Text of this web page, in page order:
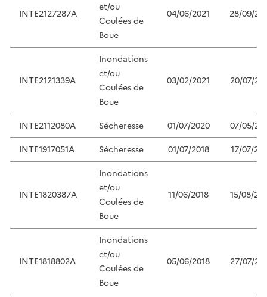
INTE2127287A
et/ou
Coulées de
Boue
04/06/2021 28/09/
INTE2121339A
Inondations
et/ou
Coulées de
Boue
03/02/2021 20/07/
INTE2112080A Sécheresse 01/07/2020
07/05/
INTE1917051A
Sécheresse 01/07/2018 17/07/
INTE1820387A
Inondations
et/ou
Coulées de
Boue
11/06/2018 15/08/
INTE1818802A
Inondations
et/ou
Coulées de
Boue
05/06/2018 27/07/